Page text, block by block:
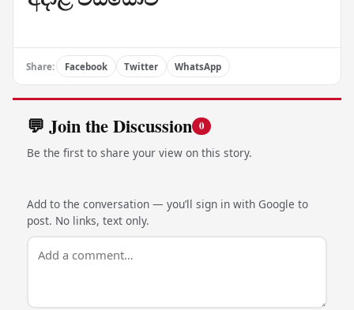
Share: Facebook Twitter WhatsApp
💬 Join the Discussion 0
Be the first to share your view on this story.
Add to the conversation — you’ll sign in with Google to
post. No links, text only.